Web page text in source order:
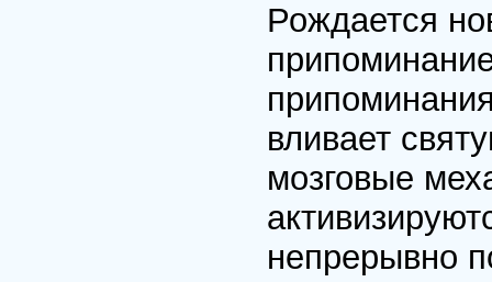
Рождается
вливает
мозговые
непрерывно